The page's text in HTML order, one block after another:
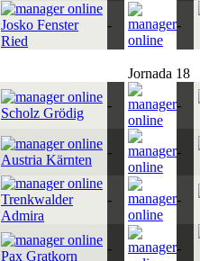
Josko Fenster
Ried
- -
Jornada 18
Scholz Grödig
- -
Austria Kärnten
- -
Trenkwalder
Admira
- -
Pax Gratkorn
- -